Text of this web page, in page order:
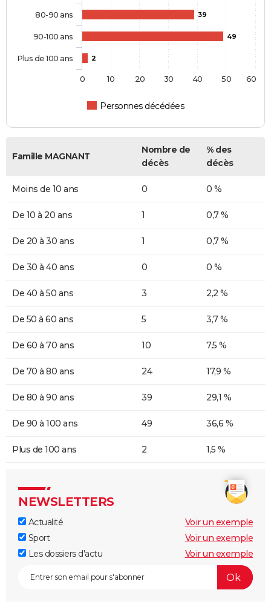
39
49
2
Personnes décédées
80-90 ans
90-100 ans
Plus de 100 ans
0 10 20 30 40 50 60
Famille MAGNANT
Nombre de
décès
% des
décès
Moins de 10 ans 0 0 %
De 10 à 20 ans 1 0,7 %
De 20 à 30 ans 1 0,7 %
De 30 à 40 ans 0 0 %
De 40 à 50 ans 3 2,2 %
De 50 à 60 ans 5 3,7 %
De 60 à 70 ans 10 7,5 %
De 70 à 80 ans 24 17,9 %
De 80 à 90 ans 39 29,1 %
De 90 à 100 ans 49 36,6 %
Plus de 100 ans 2 1,5 %
NEWSLETTERS
Actualité
Voir un exemple
Sport
Voir un exemple
Les dossiers d'actu
Voir un exemple